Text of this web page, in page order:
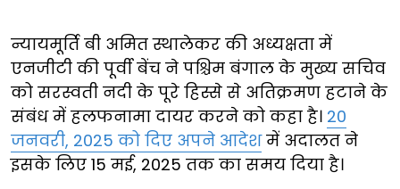
न्यायमूर्ति बी अमित स्थालेकर की अध्यक्षता में
एनजीटी की पूर्वी बेंच ने पश्चिम बंगाल के मुख्य सचिव
को सरस्वती नदी के पूरे हिस्से से अतिक्रमण हटाने के
संबंध में हलफनामा दायर करने को कहा है। 20
जनवरी, 2025 को दिए अपने आदेशमें अदालत ने
इसके लिए 15 मई, 2025 तक का समय दिया है।